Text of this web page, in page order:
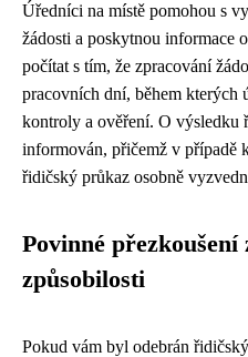
Úředníci na místě pomohou s
žádosti a poskytnou informace
počítat s tím, že zpracování
pracovních dní, během kterých
kontroly a ověření. O výsledku
informován, přičemž v případě
řidičský průkaz osobně
Povinné přezkoušení
způsobilosti
Pokud vám byl odebrán